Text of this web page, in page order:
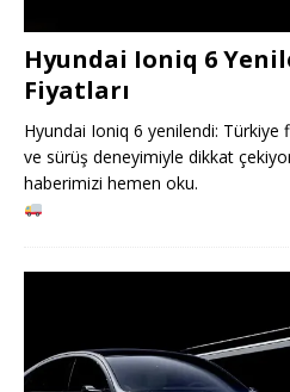
Hyundai Ioniq 6
Fiyatları
Hyundai Ioniq 6 yenilendi: Türkiye
ve sürüş deneyimiyle dikkat
haberimizi hemen oku.